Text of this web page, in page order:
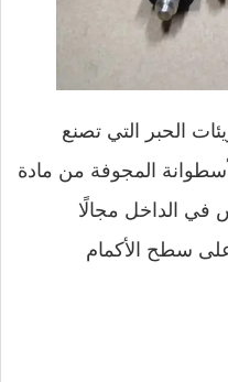
الحبر التي تصنع
المجوفة من مادة
في الداخل مجالًا
سطح الأكمام